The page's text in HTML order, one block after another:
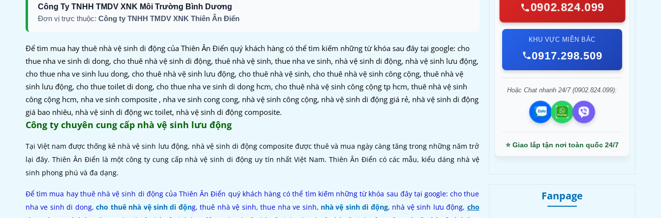
Công Ty TNHH TMDV XNK Môi Trường Bình Dương
Đơn vị trực thuộc: Công ty TNHH TMDV XNK Thiên Ân Điển
Để tìm mua hay thuê nhà vệ sinh di động của Thiên Ân Điển quý khách hàng có thể tìm kiếm những từ khóa sau đây tại google: cho
thue nha ve sinh di dong, cho thuê nhà vệ sinh di động, thuê nhà vệ sinh, thue nha ve sinh, nhà vệ sinh di động, nhà vệ sinh lưu động,
cho thue nha ve sinh luu dong, cho thuê nhà vệ sinh lưu động, cho thuê nhà vệ sinh, cho thuê nhà vệ sinh công cộng, thuê nhà vệ
sinh lưu động, cho thue toilet di dong, cho thue nha ve sinh di dong hcm, cho thuê nhà vệ sinh công cộng tp hcm, thuê nhà vệ sinh
công cộng hcm, nha ve sinh composite , nha ve sinh cong cong, nhà vệ sinh công cộng, nhà vệ sinh di động giá rẻ, nhà vệ sinh di động
giá bao nhiêu, nhà vệ sinh di động wc toilet, nhà vệ sinh di động composite.
Công ty chuyên cung cấp nhà vệ sinh lưu động
Tại Việt nam được thống kê nhà vệ sinh lưu động, nhà vệ sinh di động composite được thuê và mua ngày càng tăng trong những năm trở
lại đây. Thiên Ân Điển là một công ty cung cấp nhà vệ sinh di động uy tín nhất Việt Nam. Thiên Ân Điển có các mẫu, kiểu dáng nhà vệ
sinh phong phú và đa dạng.
Để tìm mua hay thuê nhà vệ sinh di động của Thiên Ân Điển quý khách hàng có thể tìm kiếm những từ khóa sau đây tại google: cho thue
nha ve sinh di dong,cho thuê nhà vệ sinh di động, thuê nhà vệ sinh, thue nha ve sinh, nhà vệ sinh di động, nhà vệ sinh lưu động, cho
0902.824.099
KHU VỰC MIỀN BẮC
0917.298.509
Hoặc Chat nhanh 24/7 (0902.824.099):
⭐ Giao lắp tận nơi toàn quốc 24/7
Fanpage